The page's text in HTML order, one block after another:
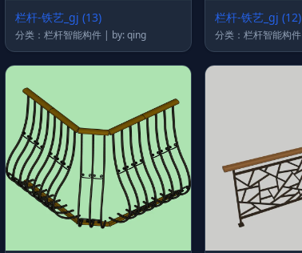
栏杆-铁艺_gj (13)
分类：栏杆智能构件 | by: qing
栏杆-铁艺_gj (12)